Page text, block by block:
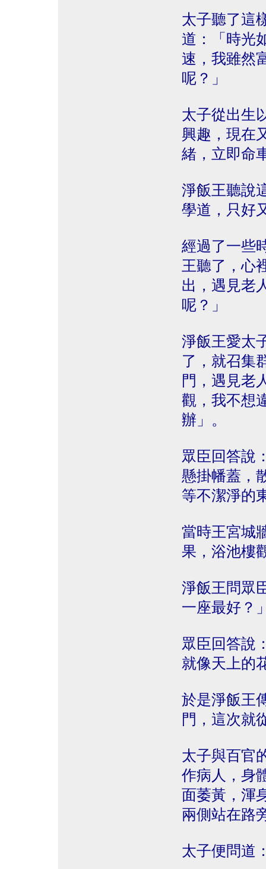
太子聽了這
道：「時光
速，我雖然
呢？」
太子從出生
興趣，現在
緒，立即命
淨飯王聽說
學道，只好
經過了一些
王聽了，心
出，遇見老
呢？」
淨飯王愛太
了，就召集
門，遇見老
觀，我不想
辦」。
眾臣回答說
懸掛幡蓋，
等不潔淨的
當時王宮城
果，浴池樓
淨飯王問眾
一座最好？
眾臣回答說
就像天上的
於是淨飯王
門，這次就
太子與百官
作病人，身
面萎黃，渾
兩側站在路
太子便問道